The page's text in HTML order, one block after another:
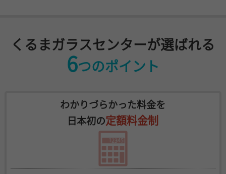
くるまガラスセンターが選ばれる
6つのポイント
わかりづらかった料金を
日本初の定額料金制